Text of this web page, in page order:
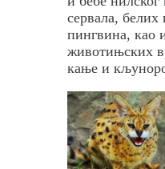
сервала, белих
пингвина, као
животињских
кање и